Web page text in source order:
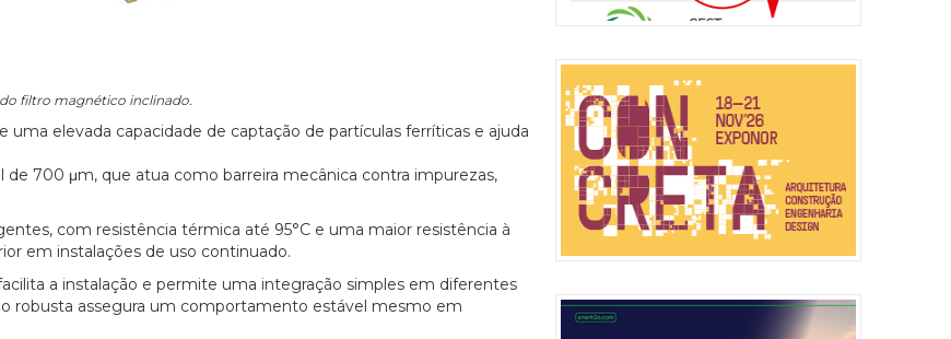
filtro magnético inclinado.
elevada capacidade de captação de partículas ferríticas e ajuda
700 μm, que atua como barreira mecânica contra impurezas,
com resistência térmica até 95°C e uma maior resistência à
em instalações de uso continuado.
a instalação e permite uma integração simples em diferentes
robusta assegura um comportamento estável mesmo em